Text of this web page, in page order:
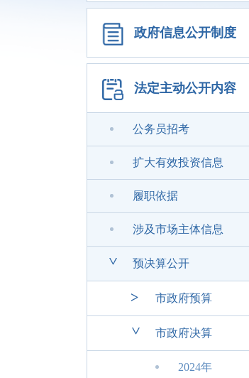
政府信息公开制度
法定主动公开内容
公务员招考
扩大有效投资信息
履职依据
涉及市场主体信息
> 预决算公开
> 市政府预算
> 市政府决算
2024年